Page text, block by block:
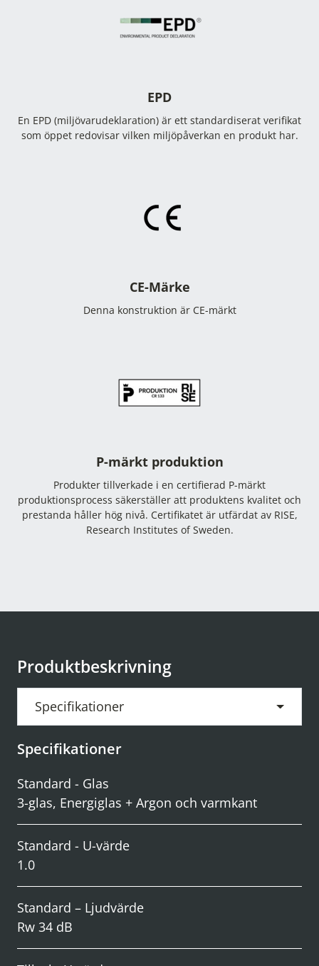
EPD
En EPD (miljövarudeklaration) är ett standardiserat verifikat
som öppet redovisar vilken miljöpåverkan en produkt har.
CE-Märke
Denna konstruktion är CE-märkt
P-märkt produktion
Produkter tillverkade i en certifierad P-märkt
produktionsprocess säkerställer att produktens kvalitet och
prestanda håller hög nivå. Certifikatet är utfärdat av RISE,
Research Institutes of Sweden.
Produktbeskrivning
Specifikationer
Specifikationer
Standard - Glas
3-glas, Energiglas + Argon och varmkant
Standard - U-värde
1.0
Standard – Ljudvärde
Rw 34 dB